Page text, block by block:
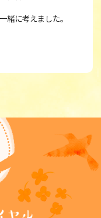
に考えました。